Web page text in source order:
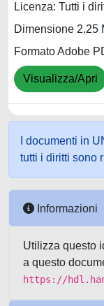
Licenza: Tutti i
Dimensione 2.25
Formato Adobe
Visualizza/Apri
I documenti in
tutti i diritti sono
Informazioni
Utilizza questo
a questo
https://